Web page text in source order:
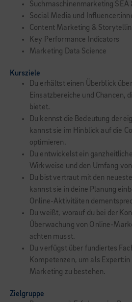
Suchmaschinenmarketing SEA
Social Media und
Content Marketing &
Key Performance Indicators
Marketing Data Science
Kursziele
Du erhältst einen Überblick
Einsatzbereiche und Chancen,
bietet.
Du kennst die Bedeutung der
kannst sie im Hinblick auf die
optimieren.
Du entwickelst ein
Wirkweise und den Umfang
Du bist vertraut mit den
kannst sie in deine Planung
Online-Aktivitäten
Du weißt, worauf du bei der
Überwachung von Online-
achten musst.
Du verfügst über fundiertes
Kompetenzen, um als
Marketing zu bestehen.
Zielgruppe